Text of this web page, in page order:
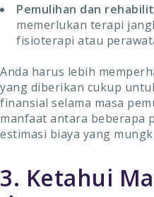
Pemulihan dan
memerlukan terapi
fisioterapi atau
Anda harus lebih
yang diberikan cukup
finansial selama masa
manfaat antara beberapa
estimasi biaya yang
3. Ketahui